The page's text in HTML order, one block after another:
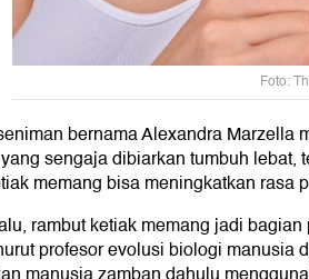
Foto:
bernama Alexandra Marzella
sengaja dibiarkan tumbuh lebat,
memang bisa meningkatkan rasa
rambut ketiak memang jadi
profesor evolusi biologi manusia